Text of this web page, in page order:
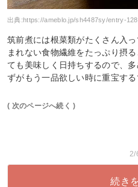
出典:https://ameblo.jp/sh4487sy/entry-
筑前煮には根菜類がたくさん入
まれない食物繊維をたっぷり摂
ても美味しく日持ちするので、
ずがもう一品欲しい時に重宝する
( 次のページへ続く )
2/
続き